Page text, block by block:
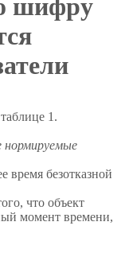
шифру
1.
время безотказной
что объект
момент времени,